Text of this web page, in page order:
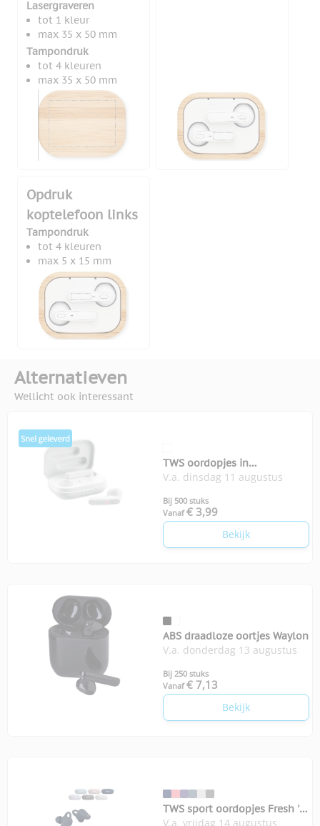
Lasergraveren
tot 1 kleur
max 35 x 50 mm
Tampondruk
tot 4 kleuren
max 35 x 50 mm
Opdruk
koptelefoon links
Tampondruk
tot 4 kleuren
max 5 x 15 mm
Alternatieven
Wellicht ook interessant
TWS oordopjes in
oplaadcassette Blues
V.a. dinsdag 11 augustus
Bij 500 stuks
Vanaf € 3,99
Bekijk
ABS draadloze oortjes Waylon
V.a. donderdag 13 augustus
Bij 250 stuks
Vanaf € 7,13
Bekijk
TWS sport oordopjes Fresh 'n
Rebel
V.a. vrijdag 14 augustus